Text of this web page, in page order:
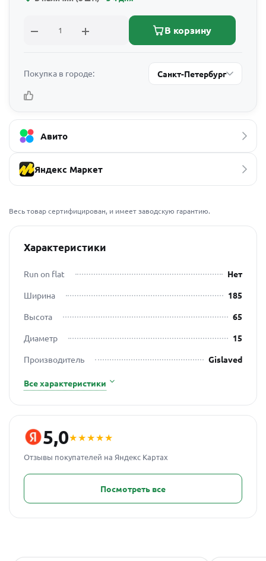
В корзину
Покупка в городе: Санкт-Петербург
Авито
Яндекс Маркет
Весь товар сертифицирован, и имеет заводскую гарантию.
Характеристики
Run on flat
Нет
Ширина
185
Высота
65
Диаметр
15
Производитель
Gislaved
Все характеристики
5,0★★★★★
Отзывы покупателей на Яндекс Картах
Посмотреть все